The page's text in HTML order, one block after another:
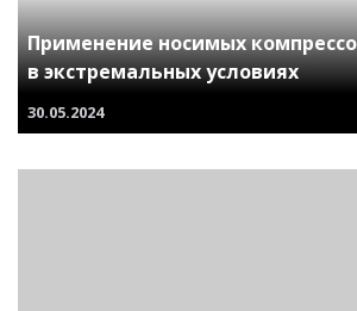
Применение носимых
в экстремальных условиях
30.05.2024